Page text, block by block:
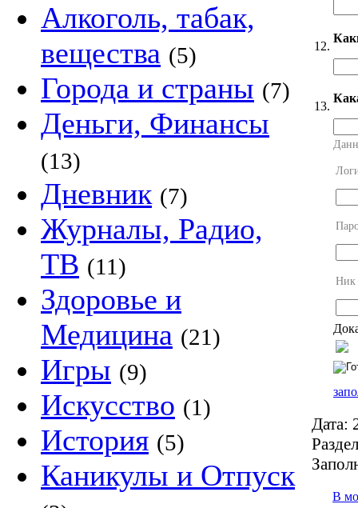
Алкоголь, табак,
вещества (5)
Города и страны (7)
Деньги, Финансы
(13)
Дневник (7)
Журналы, Радио,
ТВ (11)
Здоровье и
Медицина (21)
Игры (9)
Искусство (1)
История (5)
Каникулы и Отпуск
12.
13.
Ник
Дата:
В